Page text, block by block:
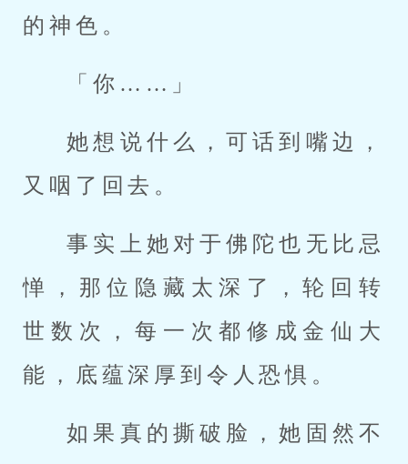
的神色。
「你……」
她想说什么，可话到嘴边，
又咽了回去。
事实上她对于佛陀也无比忌
惮，那位隐藏太深了，轮回转
世数次，每一次都修成金仙大
能，底蕴深厚到令人恐惧。
如果真的撕破脸，她固然不